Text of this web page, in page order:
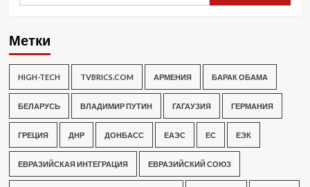
Метки
HIGH-TECH TVBRICS.COM АРМЕНИЯ БАРАК ОБАМА
БЕЛАРУСЬ ВЛАДИМИР ПУТИН ГАГАУЗИЯ ГЕРМАНИЯ
ГРЕЦИЯ ДНР ДОНБАСС ЕАЭС ЕС ЕЭК
ЕВРАЗИЙСКАЯ ИНТЕГРАЦИЯ ЕВРАЗИЙСКИЙ СОЮЗ